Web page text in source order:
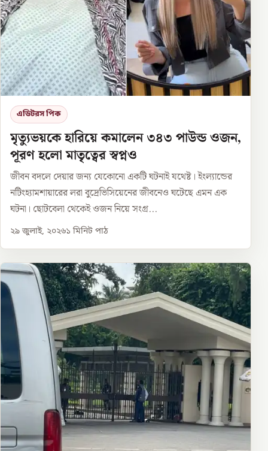
এডিটরস পিক
মৃত্যুভয়কে হারিয়ে কমালেন ৩৪৩ পাউন্ড ওজন,
পূরণ হলো মাতৃত্বের স্বপ্নও
জীবন বদলে দেয়ার জন্য যেকোনো একটি ঘটনাই যথেষ্ট। ইংল্যান্ডের
নটিংহ্যামশায়ারের লরা বুদ্রেভিসিয়েনের জীবনেও ঘটেছে এমন এক
ঘটনা। ছোটবেলা থেকেই ওজন নিয়ে সংগ্র...
২৯ জুলাই, ২০২৬১ মিনিট পাঠ